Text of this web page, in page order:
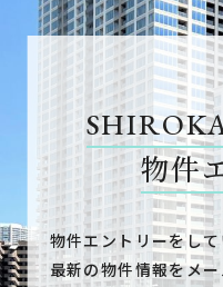
物件
物件エントリーをして
最新の物件情報をメ